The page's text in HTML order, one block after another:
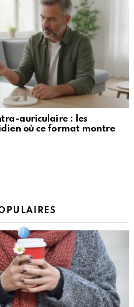
auriculaire : les
où ce format montre